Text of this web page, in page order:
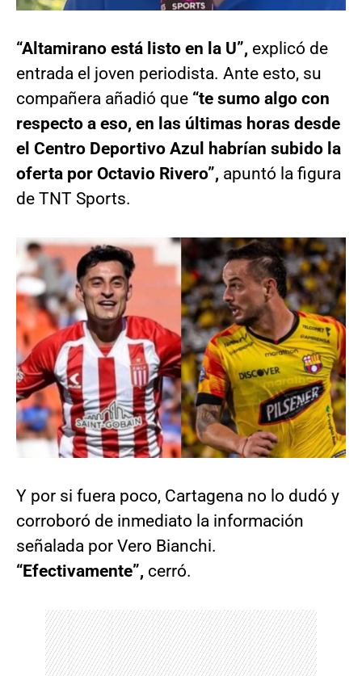
“Altamirano está listo en la U”, explicó de
entrada el joven periodista. Ante esto, su
compañera añadió que “te sumo algo con
respecto a eso, en las últimas horas desde
el Centro Deportivo Azul habrían subido la
oferta por Octavio Rivero”, apuntó la figura
de TNT Sports.
Y por si fuera poco, Cartagena no lo dudó y
corroboró de inmediato la información
señalada por Vero Bianchi.
“Efectivamente”, cerró.